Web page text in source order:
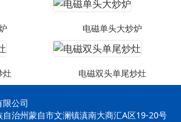
电磁单头大炒炉
灶 电磁双头单尾炒灶
公司
治州蒙自市文澜镇滇南大商汇A区19-20号